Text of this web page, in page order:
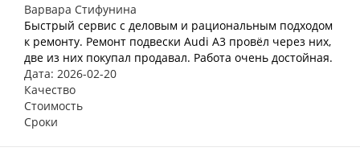
Варвара Стифунина
Быстрый сервис с деловым и рациональным подходом
к ремонту. Ремонт подвески Audi A3 провёл через них,
две из них покупал продавал. Работа очень достойная.
Дата: 2026-02-20
Качество
Стоимость
Сроки